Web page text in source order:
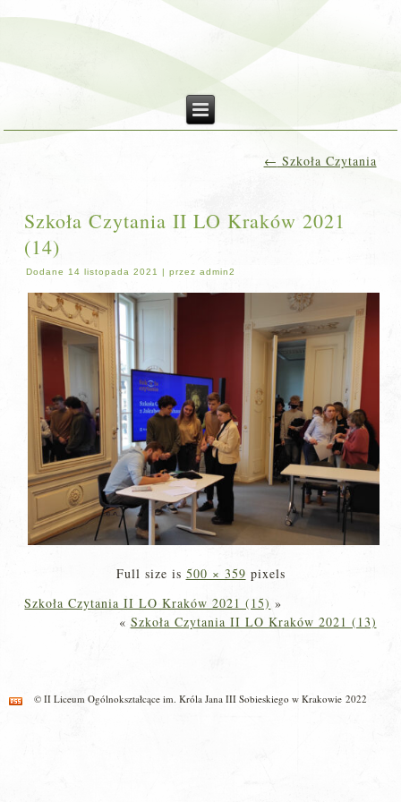
← Szkoła Czytania
Szkoła Czytania II LO Kraków 2021
(14)
Dodane 14 listopada 2021 |przez admin2
Full size is 500 × 359 pixels
Szkoła Czytania II LO Kraków 2021 (15) »
« Szkoła Czytania II LO Kraków 2021 (13)
© II Liceum Ogólnokształcące im. Króla Jana III Sobieskiego w Krakowie 2022